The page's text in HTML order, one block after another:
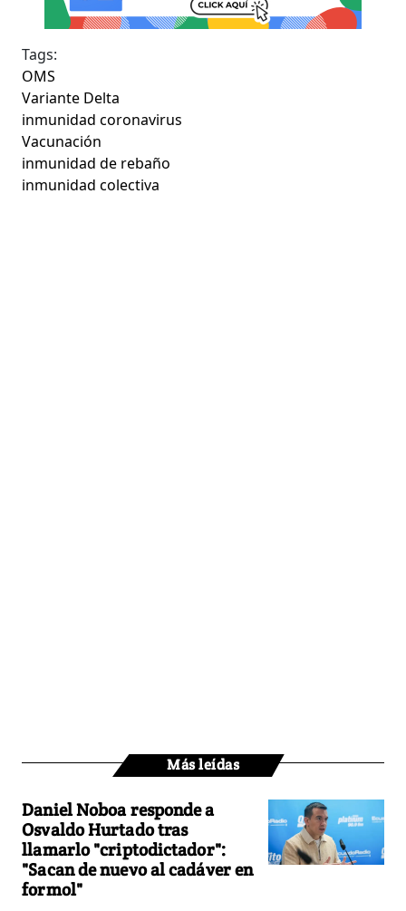
Tags:
OMS
Variante Delta
inmunidad coronavirus
Vacunación
inmunidad de rebaño
inmunidad colectiva
Más leídas
Daniel Noboa responde a
Osvaldo Hurtado tras
llamarlo "criptodictador":
"Sacan de nuevo al cadáver en
formol"